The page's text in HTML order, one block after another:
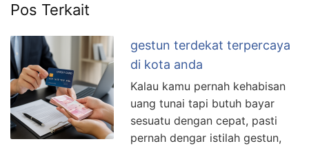
Pos Terkait
gestun terdekat terpercaya
di kota anda
Kalau kamu pernah kehabisan
uang tunai tapi butuh bayar
sesuatu dengan cepat, pasti
pernah dengar istilah gestun,